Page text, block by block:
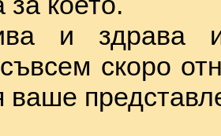
и здрава
скоро
ваше